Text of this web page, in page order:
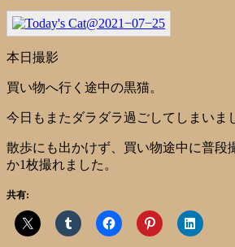
本日撮影
買い物へ行く途中の黒猫。
今日もまたダラダラ過ごしてしまいま
散歩にも出かけず、買い物途中に普段
か1枚撮れました。
共有: